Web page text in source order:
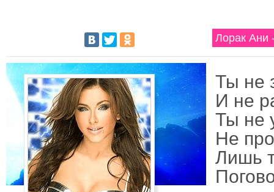
Лорак Ани
Ты не
И не
Ты не
Не
Лишь